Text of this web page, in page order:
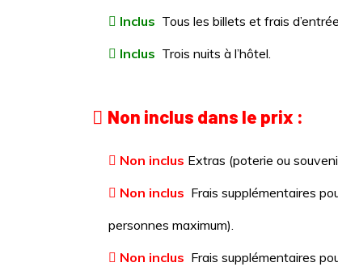
Inclus Tous les billets et frais
Inclus Trois nuits à l’hôtel.
Non inclus dans le prix :
Non inclus Extras (poterie ou
Non inclus Frais supplémentaires
personnes maximum).
Non inclus Frais supplémentaires